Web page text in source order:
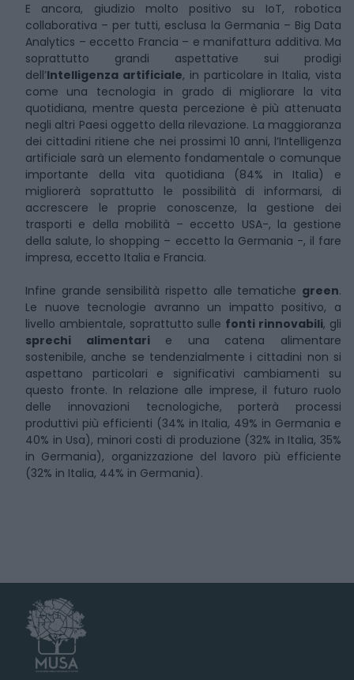
E ancora, giudizio molto positivo su IoT, robotica
collaborativa – per tutti, esclusa la Germania – Big Data
Analytics – eccetto Francia – e manifattura additiva. Ma
soprattutto grandi aspettative sui prodigi
dell’Intelligenza artificiale, in particolare in Italia, vista
come una tecnologia in grado di migliorare la vita
quotidiana, mentre questa percezione è più attenuata
negli altri Paesi oggetto della rilevazione. La maggioranza
dei cittadini ritiene che nei prossimi 10 anni, l’Intelligenza
artificiale sarà un elemento fondamentale o comunque
importante della vita quotidiana (84% in Italia) e
migliorerà soprattutto le possibilità di informarsi, di
accrescere le proprie conoscenze, la gestione dei
trasporti e della mobilità – eccetto USA-, la gestione
della salute, lo shopping – eccetto la Germania -, il fare
impresa, eccetto Italia e Francia.
Infine grande sensibilità rispetto alle tematiche green.
Le nuove tecnologie avranno un impatto positivo, a
livello ambientale, soprattutto sulle fonti rinnovabili, gli
sprechi alimentarie una catena alimentare
sostenibile, anche se tendenzialmente i cittadini non si
aspettano particolari e significativi cambiamenti su
questo fronte. In relazione alle imprese, il futuro ruolo
delle innovazioni tecnologiche, porterà processi
produttivi più efficienti (34% in Italia, 49% in Germania e
40% in Usa), minori costi di produzione (32% in Italia, 35%
in Germania), organizzazione del lavoro più efficiente
(32% in Italia, 44% in Germania).